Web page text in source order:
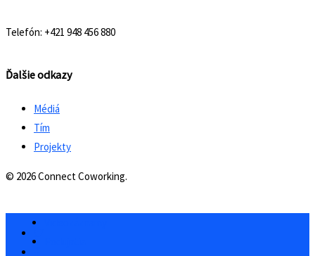
Telefón: +421 948 456 880
Ďalšie odkazy
Médiá
Tím
Projekty
© 2026 Connect Coworking.